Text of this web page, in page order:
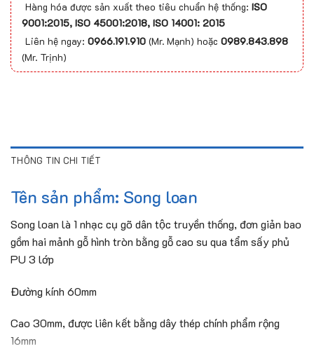
Hàng hóa được sản xuất theo tiêu chuẩn hệ thống: ISO
9001:2015, ISO 45001:2018, ISO 14001: 2015
Liên hệ ngay: 0966.191.910 (Mr. Mạnh) hoặc 0989.843.898
(Mr. Trịnh)
THÔNG TIN CHI TIẾT
Tên sản phẩm: Song loan
Song loan là 1 nhạc cụ gõ dân tộc truyền thống, đơn giản bao
gồm hai mảnh gỗ hình tròn bằng gỗ cao su qua tẩm sấy phủ
PU 3 lớp
Đường kính 60mm
Cao 30mm, được liên kết bằng dây thép chính phẩm rộng
16mm